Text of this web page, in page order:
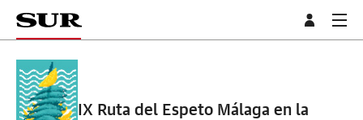
IX Ruta del Espeto Málaga en la